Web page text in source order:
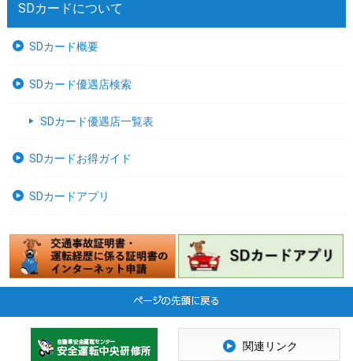
SDカードについて
SDカード概要
SDカード優遇店検索
SDカード優遇店一覧表
SDカードお得ガイド
SDカードアプリ
関連リンク